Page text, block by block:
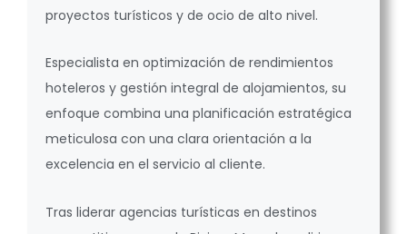
proyectos turísticos y de ocio de alto nivel.
Especialista en optimización de rendimientos
hoteleros y gestión integral de alojamientos, su
enfoque combina una planificación estratégica
meticulosa con una clara orientación a la
excelencia en el servicio al cliente.
Tras liderar agencias turísticas en destinos